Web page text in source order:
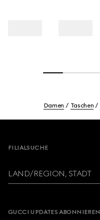
Damen Taschen
FILIALSUCHE
LAND/REGION, STADT
GUCCI UPDATES ABONNIEREN